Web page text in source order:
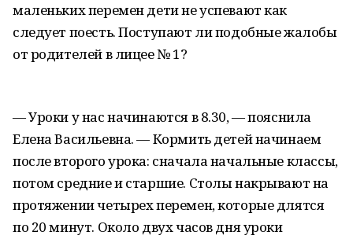
маленьких перемен дети не успевают как
следует поесть. Поступают ли подобные жалобы
от родителей в лицее № 1?
— Уроки у нас начинаются в 8.30, — пояснила
Елена Васильевна. — Кормить детей начинаем
после второго урока: сначала начальные классы,
потом средние и старшие. Столы накрывают на
протяжении четырех перемен, которые длятся
по 20 минут. Около двух часов дня уроки